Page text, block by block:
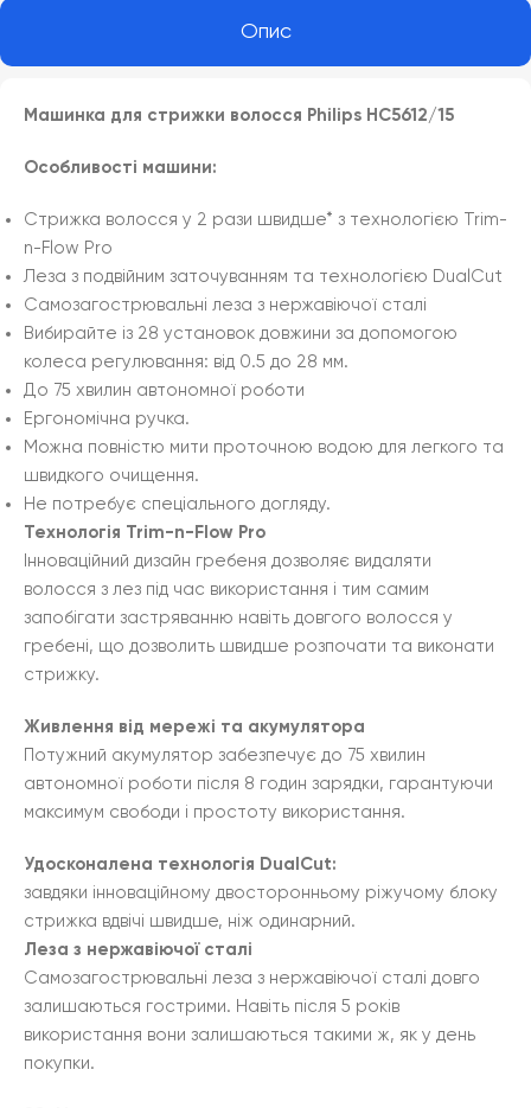
Опис
Машинка для стрижки волосся Philips HC5612/15
Особливості машини:
Стрижка волосся у 2 рази швидше* з технологією Trim-
n-Flow Pro
Леза з подвійним заточуванням та технологією DualCut
Самозагострювальні леза з нержавіючої сталі
Вибирайте із 28 установок довжини за допомогою
колеса регулювання: від 0.5 до 28 мм.
До 75 хвилин автономної роботи
Ергономічна ручка.
Можна повністю мити проточною водою для легкого та
швидкого очищення.
Не потребує спеціального догляду.
Технологія Trim-n-Flow Pro
Інноваційний дизайн гребеня дозволяє видаляти
волосся з лез під час використання і тим самим
запобігати застряванню навіть довгого волосся у
гребені, що дозволить швидше розпочати та виконати
стрижку.
Живлення від мережі та акумулятора
Потужний акумулятор забезпечує до 75 хвилин
автономної роботи після 8 годин зарядки, гарантуючи
максимум свободи і простоту використання.
Удосконалена технологія DualCut:
завдяки інноваційному двосторонньому ріжучому блоку
стрижка вдвічі швидше, ніж одинарний.
Леза з нержавіючої сталі
Самозагострювальні леза з нержавіючої сталі довго
залишаються гострими. Навіть після 5 років
використання вони залишаються такими ж, як у день
покупки.